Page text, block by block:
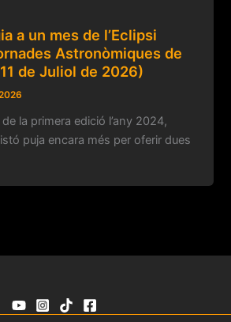
a un mes de l’Eclipsi
Astronòmiques de
de Juliol de 2026)
de la primera edició l’any 2024,
puja encara més per oferir dues